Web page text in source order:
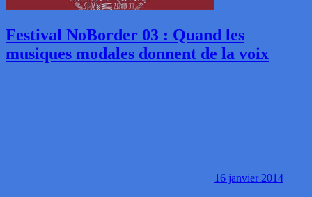
Festival NoBorder 03 : Quand les
musiques modales donnent de la voix
16 janvier 2014